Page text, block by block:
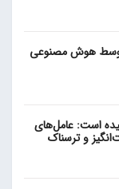
توسط هوش مصنوعی
است: عامل‌های
و ترسناک